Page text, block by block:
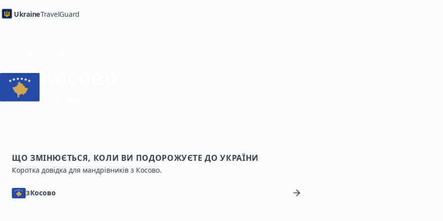
UkraineTravelGuard
ЩО ЗМІНЮЄТЬСЯ, КОЛИ ВИ ПОДОРОЖУЄТЕ ДО УКРАЇНИ
Коротка довідка для мандрівників з Косово.
ЗКосово